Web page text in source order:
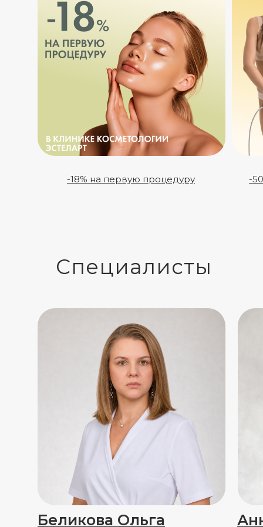
-18% на первую процедуру -
Специалисты
Беликова Ольга